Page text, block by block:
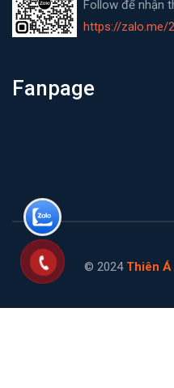
Follow để nhận
https://zalo.me/
Fanpage
© 2024 Thiên Á